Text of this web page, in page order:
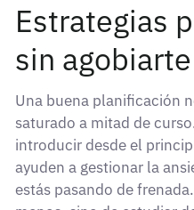
Estrategias
sin agobiarte
Una buena planificación
saturado a mitad de
introducir desde el
ayuden a gestionar la
estás pasando de